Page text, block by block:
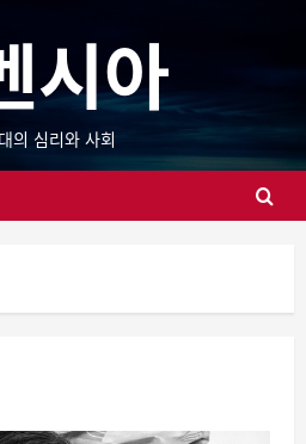
시아
의 심리와 사회